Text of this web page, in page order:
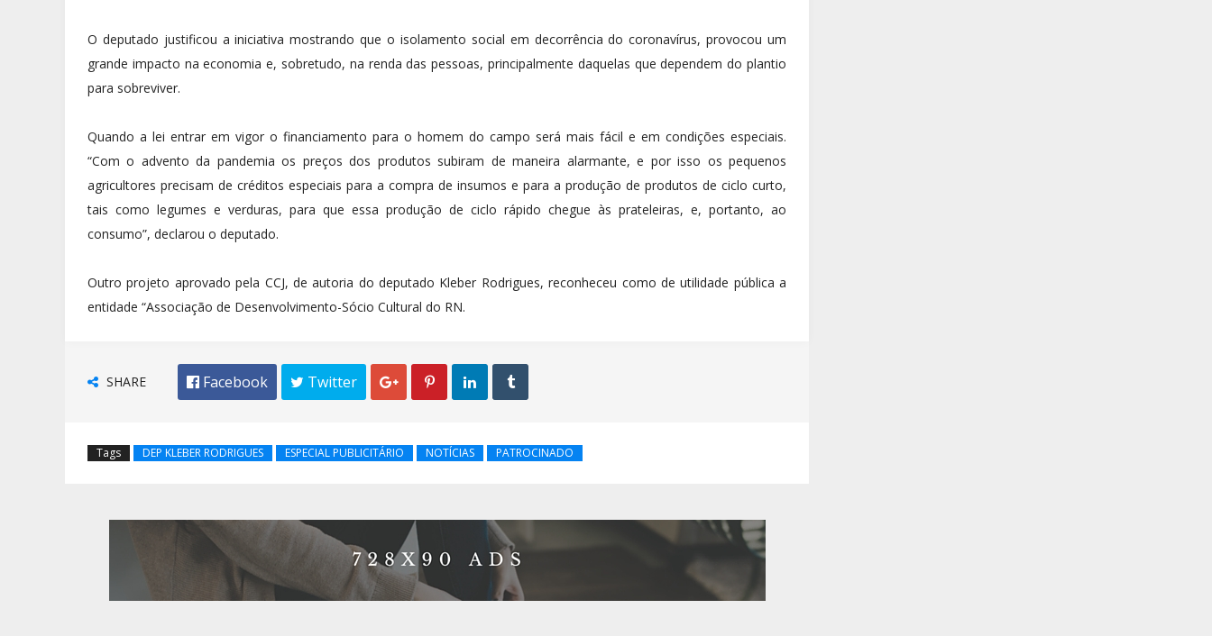
O deputado justificou a iniciativa mostrando que o isolamento social em decorrência do coronavírus, provocou um
grande impacto na economia e, sobretudo, na renda das pessoas, principalmente daquelas que dependem do plantio
para sobreviver.
Quando a lei entrar em vigor o financiamento para o homem do campo será mais fácil e em condições especiais.
“Com o advento da pandemia os preços dos produtos subiram de maneira alarmante, e por isso os pequenos
agricultores precisam de créditos especiais para a compra de insumos e para a produção de produtos de ciclo curto,
tais como legumes e verduras, para que essa produção de ciclo rápido chegue às prateleiras, e, portanto, ao
consumo”, declarou o deputado.
Outro projeto aprovado pela CCJ, de autoria do deputado Kleber Rodrigues, reconheceu como de utilidade pública a
entidade “Associação de Desenvolvimento-Sócio Cultural do RN.
SHARE  Facebook  Twitter    
Tags DEP KLEBER RODRIGUES ESPECIAL PUBLICITÁRIO NOTÍCIAS PATROCINADO